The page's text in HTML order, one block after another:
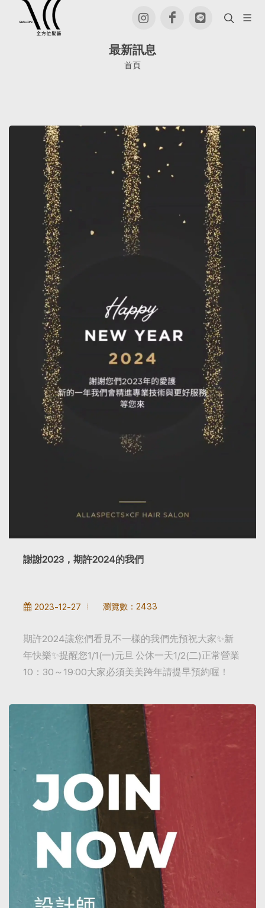
最新訊息
首頁
謝謝2023，期許2024的我們
2023-12-27 瀏覽數：2433
期許2024讓您們看見不一樣的我們先預祝大家✨️新
年快樂✨️提醒您1/1(一)元旦 公休一天1/2(二)正常營業
10：30～19:00大家必須美美跨年請提早預約喔！